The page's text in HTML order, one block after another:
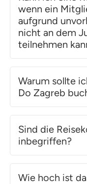
wenn ein
aufgrund
nicht an dem
teilnehmen
Warum sollte
Do Zagreb
Sind die
inbegriffen?
Wie hoch ist